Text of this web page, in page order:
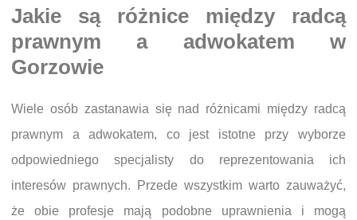
Jakie są różnice między radcą
prawnym a adwokatem w
Gorzowie
Wiele osób zastanawia się nad różnicami między radcą
prawnym a adwokatem, co jest istotne przy wyborze
odpowiedniego specjalisty do reprezentowania ich
interesów prawnych. Przede wszystkim warto zauważyć,
że obie profesje mają podobne uprawnienia i mogą